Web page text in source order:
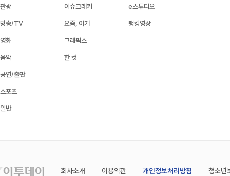
관광
방송/TV
영화
음악
공연/출판
스포츠
일반
이슈크래커
요즘, 이거
그래픽스
한 컷
e스튜디오
랭킹영상
회사소개 이용약관 개인정보처리방침 청소년